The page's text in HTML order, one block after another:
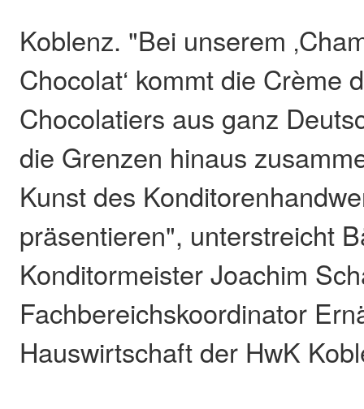
Koblenz. "Bei unserem
Chocolat‘ kommt die Crème
Chocolatiers aus ganz
die Grenzen hinaus
Kunst des
präsentieren", unterstreicht
Konditormeister Joachim
Fachbereichskoordinator
Hauswirtschaft der HwK